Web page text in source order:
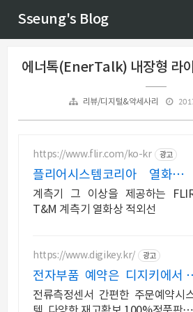
Sseung's Blog
에너톡(EnerTalk) 내장형 라이
리뷰/디지털&악세사리
https://www.flir.com/ko-kr 광고
플리어시스템코리아 열화상카
메라 전문 글로벌기업
계측기 그 이상을 제공하는
T&M 계측기 열화상 적외선
https://www.digikey.kr/ 광고
전자부품 예약은 디지키에서 6
만원이상 무료배송,당일발송
전류측정센서 간편한 주문예약시